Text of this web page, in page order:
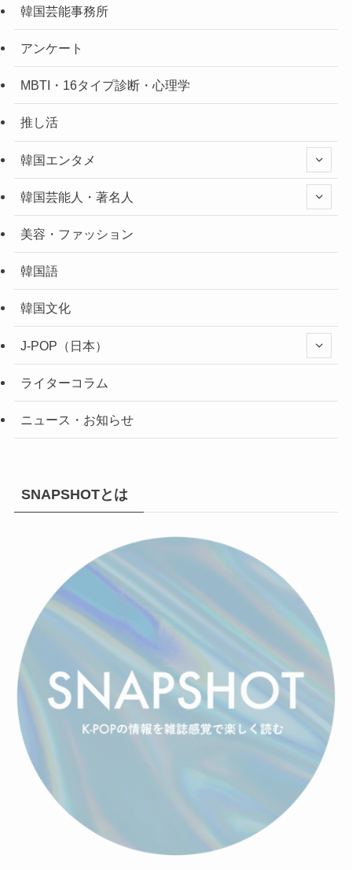
韓国芸能事務所
アンケート
MBTI・16タイプ診断・心理学
推し活
韓国エンタメ
韓国芸能人・著名人
美容・ファッション
韓国語
韓国文化
J-POP（日本）
ライターコラム
ニュース・お知らせ
SNAPSHOTとは